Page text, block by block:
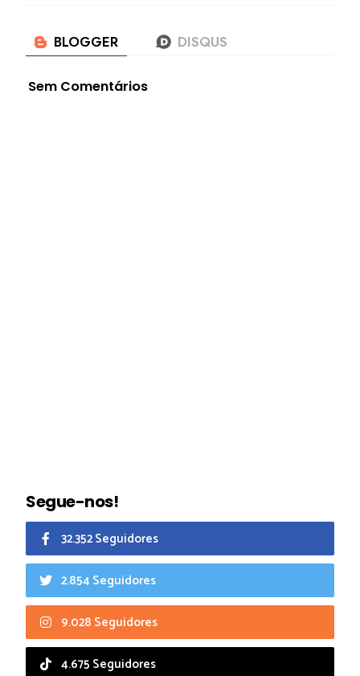
Sem Comentários
Segue-nos!
32.352 Seguidores
2.854 Seguidores
9.028 Seguidores
4.675 Seguidores